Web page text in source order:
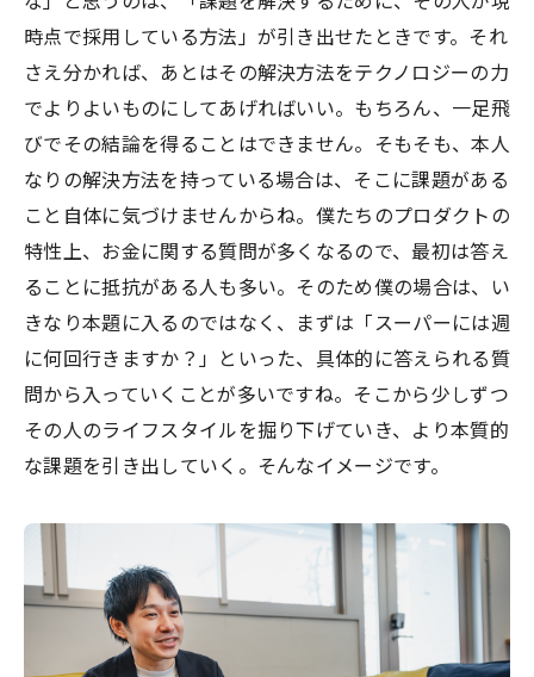
時点で採用している方法」が引き出せたときです。それ
さえ分かれば、あとはその解決方法をテクノロジーの力
でよりよいものにしてあげればいい。もちろん、一足飛
びでその結論を得ることはできません。そもそも、本人
なりの解決方法を持っている場合は、そこに課題がある
こと自体に気づけませんからね。僕たちのプロダクトの
特性上、お金に関する質問が多くなるので、最初は答え
ることに抵抗がある人も多い。そのため僕の場合は、い
きなり本題に入るのではなく、まずは「スーパーには週
に何回行きますか？」といった、具体的に答えられる質
問から入っていくことが多いですね。そこから少しずつ
その人のライフスタイルを掘り下げていき、より本質的
な課題を引き出していく。そんなイメージです。